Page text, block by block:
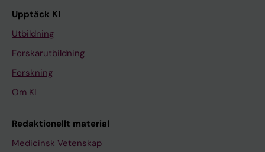
Upptäck KI
Utbildning
Forskarutbildning
Forskning
Om KI
Redaktionellt material
Medicinsk Vetenskap